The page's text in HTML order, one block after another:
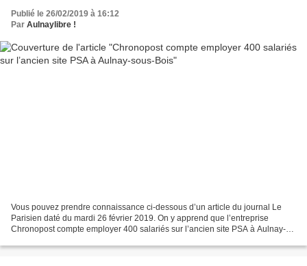
Publié le 26/02/2019 à 16:12
Par Aulnaylibre !
Vous pouvez prendre connaissance ci-dessous d’un article du journal Le
Parisien daté du mardi 26 février 2019. On y apprend que l’entreprise
Chronopost compte employer 400 salariés sur l’ancien site PSA à Aulnay-